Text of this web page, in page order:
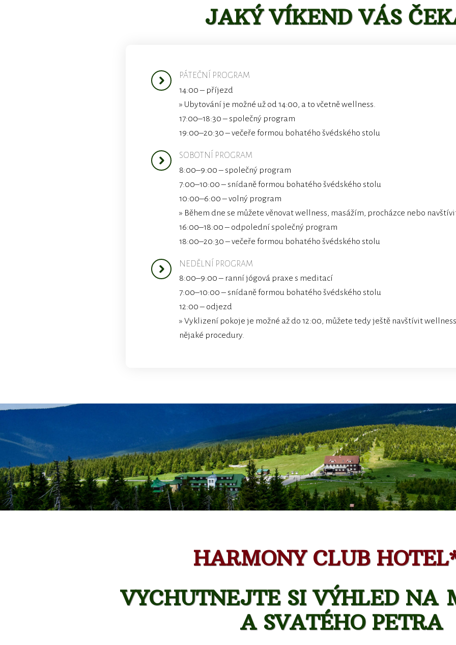
JAKÝ VÍKEND VÁS
PÁTEČNÍ PROGRAM
14:00 – příjezd
» Ubytování je možné už od 14:00, a to včetně wellness.
17:00–18:30 – společný program
19:00–20:30 – večeře formou bohatého švédského stolu
SOBOTNÍ PROGRAM
8:00–9:00 – společný program
7:00–10:00 – snídaně formou bohatého švédského stolu
10:00–6:00 – volný program
» Během dne se můžete věnovat wellness, masážím, procházce nebo
16:00–18:00 – odpolední společný program
18:00–20:30 – večeře formou bohatého švédského stolu
NEDĚLNÍ PROGRAM
8:00–9:00 – ranní jógová praxe s meditací
7:00–10:00 – snídaně formou bohatého švédského stolu
12:00 – odjezd
» Vyklizení pokoje je možné až do 12:00, můžete tedy ještě navštívit
nějaké procedury.
HARMONY CLUB
VYCHUTNEJTE SI VÝHLED NA
A SVATÉHO PETRA